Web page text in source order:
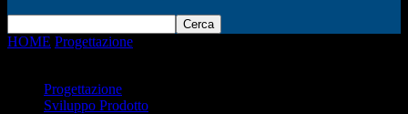
HOME Progettazione
Progettazione
Sviluppo Prodotto